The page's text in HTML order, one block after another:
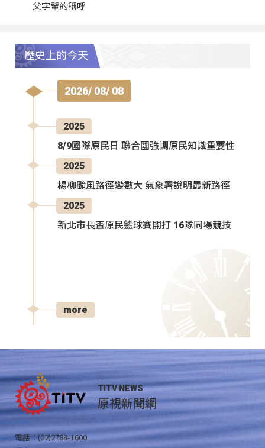
父字輩的稱呼
歷史上的今天
2026/ 08/ 08
2025
8/9國際原民日 聯合國強調原民知識重要性
2025
楊柳颱風路徑變數大 氣象署說明最新路徑
2025
新北市長盃原民籃球賽開打 16隊同場競技
more
TITV NEWS
原視新聞網
電話：(02)2788-1600